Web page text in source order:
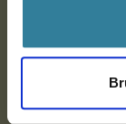
EAN: 57 98 000
Om